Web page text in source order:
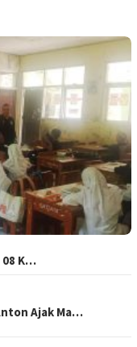
08 K…
Ajak Ma…